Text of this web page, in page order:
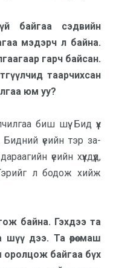
бай­гаа сэдвийн
мэдэрч л байна.
гарч байсан.
таар­чих­сан
юм уу?
биш шүү. Бид үүх
Бидний үеийн тэр за­
үеийн хүүхдүүд,
л бодож хийж
бай­на. Гэхдээ та
дээ. Та өөрөө маш
орол­цож байгаа бүх